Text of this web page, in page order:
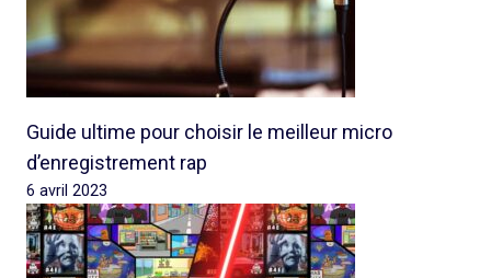
Guide ultime pour choisir le meilleur micro
d’enregistrement rap
6 avril 2023